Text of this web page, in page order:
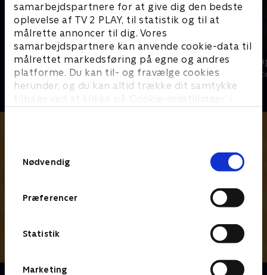
samarbejdspartnere for at give dig den bedste
oplevelse af TV 2 PLAY, til statistik og til at
målrette annoncer til dig. Vores
samarbejdspartnere kan anvende cookie-data til
målrettet markedsføring på egne og andres
platforme. Du kan til- og fravælge cookies
herunder, og du kan altid trække dit samtykke
tilbage ved at klikke på ’Cookie-indstillinger’ i
Nødvendig
Præferencer
Statistik
Marketing
Landmand søger kærlighed
Reality • 13 sæsoner
Date mig
Reality • 7